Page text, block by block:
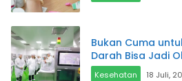
Bukan Cuma
Darah Bisa Jadi
Kesehatan 18 Juli,